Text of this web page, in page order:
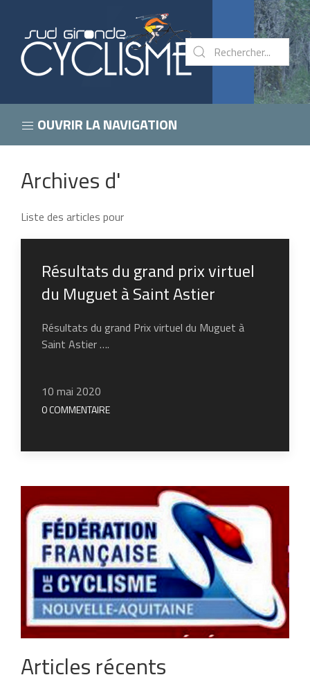
OUVRIR LA NAVIGATION
Archives d'
Liste des articles pour
Résultats du grand prix virtuel
du Muguet à Saint Astier
Résultats du grand Prix virtuel du Muguet à
Saint Astier ….
10 mai 2020
0 COMMENTAIRE
Articles récents